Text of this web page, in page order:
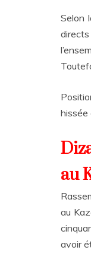
Selon
hissée
au
au
avoir